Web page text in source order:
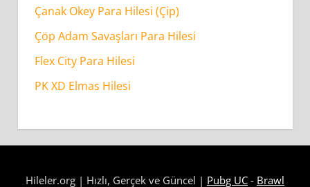
Çanak Okey Para Hilesi (Çip)
Çöp Adam Savaşları Para Hilesi
Flex City Para Hilesi
PK XD Elmas Hilesi
Hileler.org | Hızlı, Gerçek ve Güncel | Pubg UC - Brawl